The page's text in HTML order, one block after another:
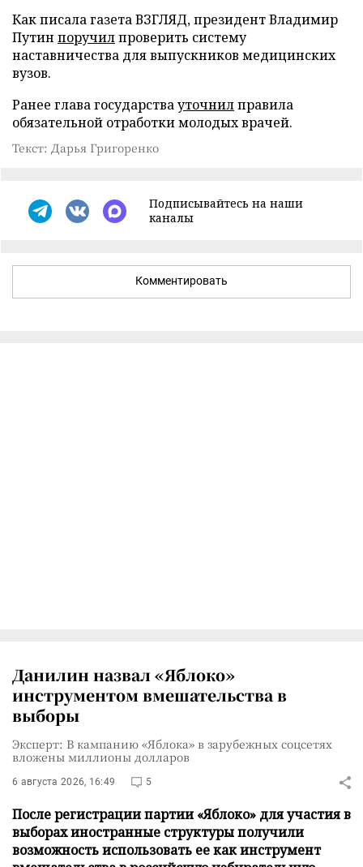
Как писала газета ВЗГЛЯД, президент Владимир
Путин поручилпроверить систему
наставничества для выпускников медицинских
вузов.
Ранее глава государствауточнилправила
обязательной отработки молодых врачей.
Текст: Дарья Григоренко
Подписывайтесь на наши
каналы
Комментировать
Данилин назвал «Яблоко»
инструментом вмешательства в
выборы
Эксперт: В кампанию «Яблока» в зарубежных соцсетях
вложены миллионы долларов
6 августа 2026, 16:49 5
После регистрации партии «Яблоко» для участия в
выборах иностранные структуры получили
возможность использовать ее как инструмент